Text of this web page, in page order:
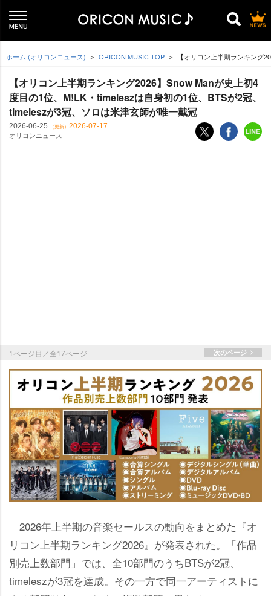
ホーム (オリコンニュース) ORICON MUSIC TOP 【オリコン上半期ランキング
【オリコン上半期ランキング2026】Snow Manが史上初4
度目の1位、M!LK・timeleszは自身初の1位、BTSが2冠、
timeleszが3冠、ソロは米津玄師が唯一戴冠
2026-06-25 （更新） 2026-07-17
オリコンニュース
1ページ目／全17ページ 次のページ
2026年上半期の音楽セールスの動向をまとめた『オ
リコン上半期ランキング2026』が発表された。「作品
別売上数部門」では、全10部門のうちBTSが2冠、
timeleszが3冠を達成。その一方で同一アーティストに